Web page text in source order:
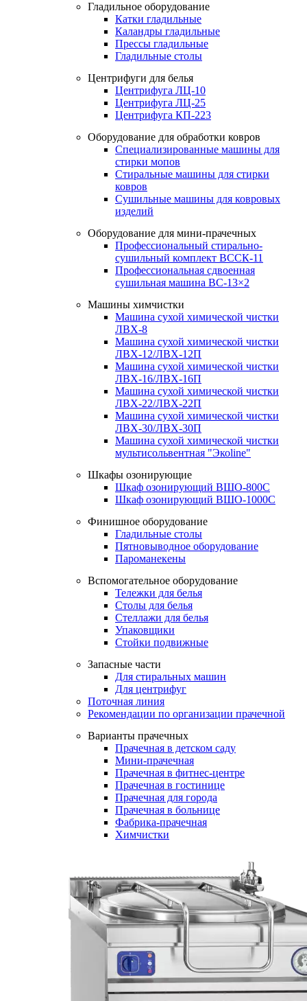
Гладильное оборудование
Катки гладильные
Каландры гладильные
Прессы гладильные
Гладильные столы
Центрифуги для белья
Центрифуга ЛЦ-10
Центрифуга ЛЦ-25
Центрифуга КП-223
Оборудование для обработки ковров
Специализированные машины для
стирки мопов
Стиральные машины для стирки
ковров
Сушильные машины для ковровых
изделий
Оборудование для мини-прачечных
Профессиональный стирально-
сушильный комплект ВССК-11
Профессиональная сдвоенная
сушильная машина ВС-13×2
Машины химчистки
Машина сухой химической чистки
ЛВХ-8
Машина сухой химической чистки
ЛВХ-12/ЛВХ-12П
Машина сухой химической чистки
ЛВХ-16/ЛВХ-16П
Машина сухой химической чистки
ЛВХ-22/ЛВХ-22П
Машина сухой химической чистки
ЛВХ-30/ЛВХ-30П
Машина сухой химической чистки
мультисольвентная "Экоline"
Шкафы озонирующие
Шкаф озонирующий ВШО-800С
Шкаф озонирующий ВШО-1000С
Финишное оборудование
Гладильные столы
Пятновыводное оборудование
Пароманекены
Вспомогательное оборудование
Тележки для белья
Столы для белья
Стеллажи для белья
Упаковщики
Стойки подвижные
Запасные части
Для стиральных машин
Для центрифуг
Поточная линия
Рекомендации по организации прачечной
Варианты прачечных
Прачечная в детском саду
Мини-прачечная
Прачечная в фитнес-центре
Прачечная в гостинице
Прачечная для города
Прачечная в больнице
Фабрика-прачечная
Химчистки